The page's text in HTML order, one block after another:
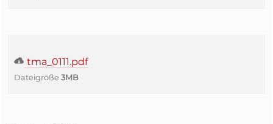
tma_0111.pdf
Dateigröße 3MB